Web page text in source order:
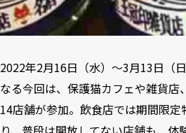
2022年2月16日（水）～3月13日（
なる今回は、保護猫カフェや雑貨店
14店舗が参加。飲食店では期間限